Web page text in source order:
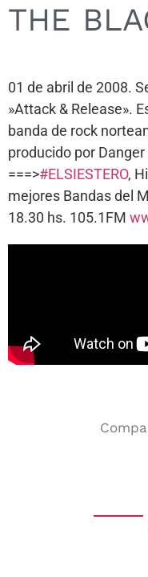
THE
01 de abril de 2008.
»Attack & Release».
banda de rock
producido por
===>#ELSIESTERO,
mejores Bandas del
18.30 hs. 105.1FM